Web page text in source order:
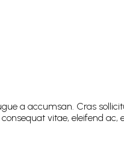
a accumsan. Cras
vitae, eleifend ac,